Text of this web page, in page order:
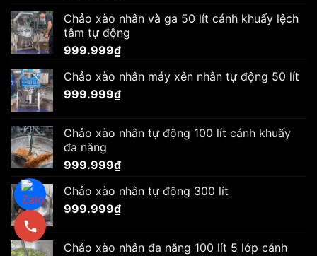
Chảo xào nhân và ga 50 lít cánh khuấy lệch
tâm tự động
999.999₫
Chảo xào nhân máy xên nhân tự động 50 lít
999.999₫
Chảo xào nhân tự động 100 lít cánh khuấy
đa năng
999.999₫
Chảo xào nhân tự động 300 lít
999.999₫
Chảo xào nhân đa năng 100 lít 5 lớp cánh